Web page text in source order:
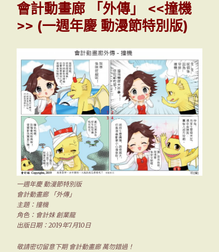
會計動畫廊 「外傳」 <<撞機
>> (一週年慶 動漫節特別版)
一週年慶 動漫節特別版
會計動畫廊 「外傳」
主題：撞機
角色：會計妹 創業龍
出版日期：2019年7月10日
敬請密切留意下期 會計動畫廊 萬勿錯過！